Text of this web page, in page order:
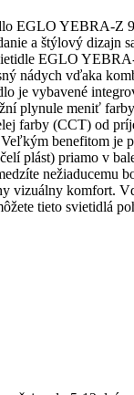
EGLO YEBRA-Z
a štýlový dizajn
EGLO
nádych vďaka
je vybavené
plynule meniť
farby (CCT) od
benefitom je
plást) priamo v
nežiaducemu
vizuálny komfort.
tieto svietidlá